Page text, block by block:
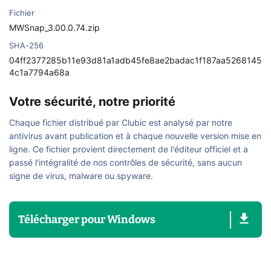
Fichier
MWSnap_3.00.0.74.zip
SHA-256
04ff2377285b11e93d81a1adb45fe8ae2badac1f187aa5268145
4c1a7794a68a
Votre sécurité, notre priorité
Chaque fichier distribué par Clubic est analysé par notre
antivirus avant publication et à chaque nouvelle version mise en
ligne. Ce fichier provient directement de l'éditeur officiel et a
passé l'intégralité de nos contrôles de sécurité, sans aucun
signe de virus, malware ou spyware.
TéléchargerpourWindows